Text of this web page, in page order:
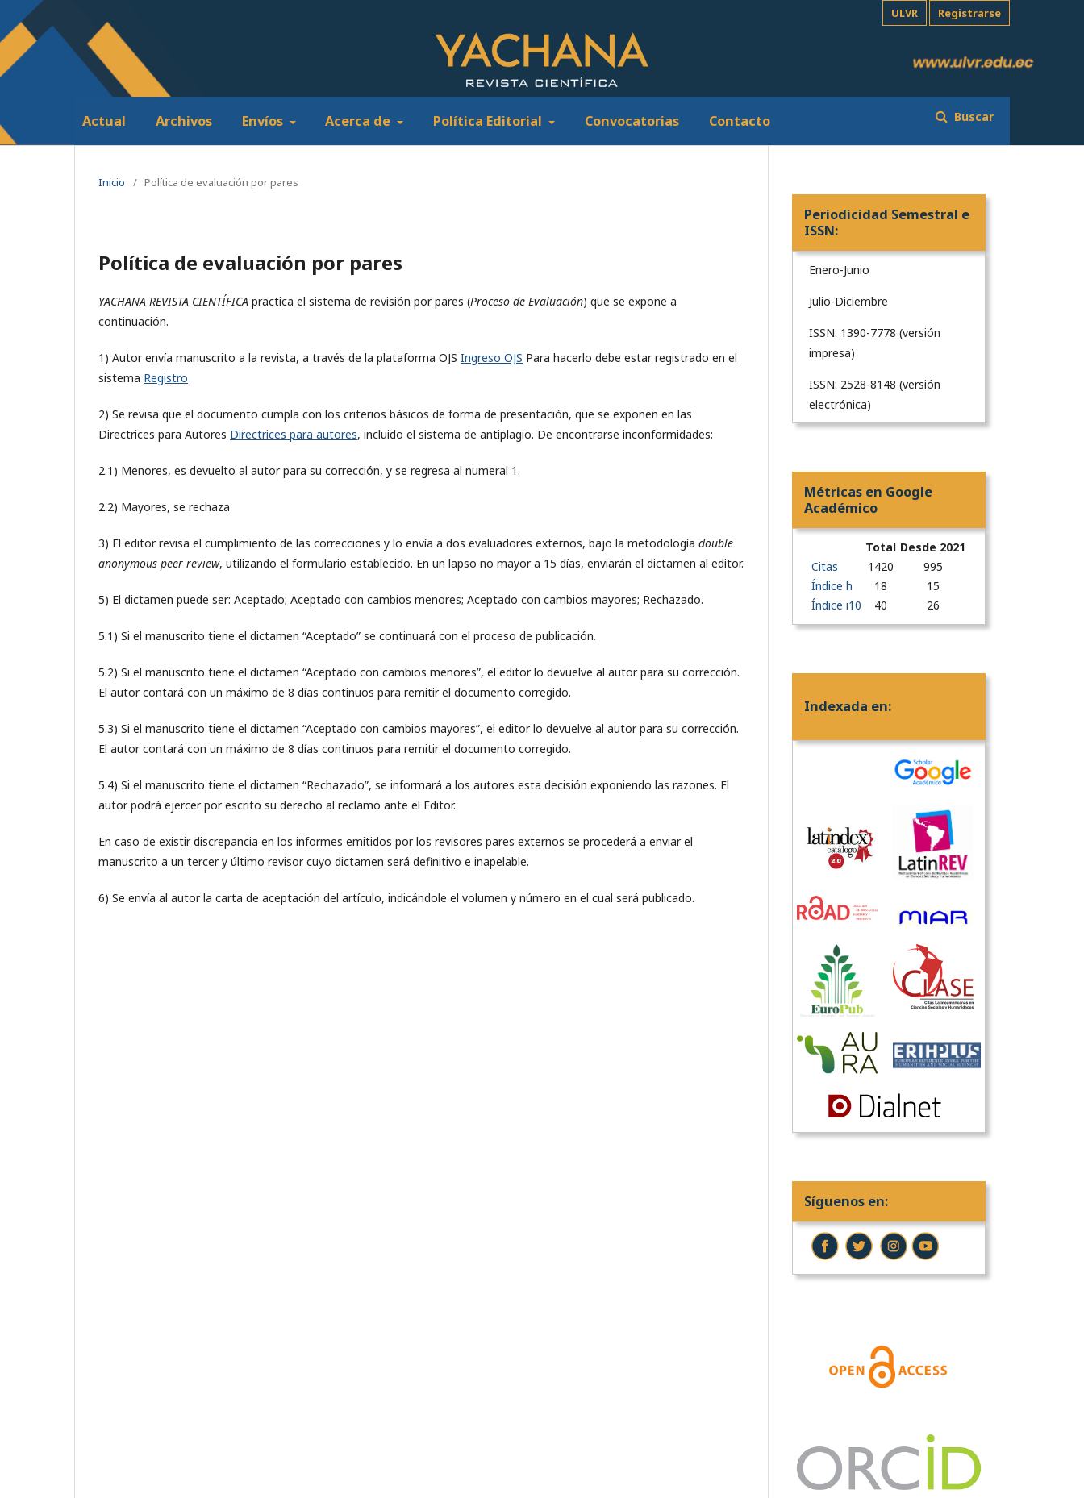
Actual Archivos Envíos Acerca de Política Editorial Convocatorias Contacto Buscar
ULVR Registrarse
Inicio / Política de evaluación por pares
Política de evaluación por pares
YACHANA REVISTA CIENTÍFICA practica el sistema de revisión por pares (Proceso de Evaluación) que se expone a
continuación.
1) Autor envía manuscrito a la revista, a través de la plataforma OJS Ingreso OJS Para hacerlo debe estar registrado en el
sistema Registro
2) Se revisa que el documento cumpla con los criterios básicos de forma de presentación, que se exponen en las
Directrices para Autores Directrices para autores, incluido el sistema de antiplagio. De encontrarse inconformidades:
2.1) Menores, es devuelto al autor para su corrección, y se regresa al numeral 1.
2.2) Mayores, se rechaza
3) El editor revisa el cumplimiento de las correcciones y lo envía a dos evaluadores externos, bajo la metodología double
anonymous peer review, utilizando el formulario establecido. En un lapso no mayor a 15 días, enviarán el dictamen al editor.
5) El dictamen puede ser: Aceptado; Aceptado con cambios menores; Aceptado con cambios mayores; Rechazado.
5.1) Si el manuscrito tiene el dictamen “Aceptado” se continuará con el proceso de publicación.
5.2) Si el manuscrito tiene el dictamen “Aceptado con cambios menores”, el editor lo devuelve al autor para su corrección.
El autor contará con un máximo de 8 días continuos para remitir el documento corregido.
5.3) Si el manuscrito tiene el dictamen “Aceptado con cambios mayores”, el editor lo devuelve al autor para su corrección.
El autor contará con un máximo de 8 días continuos para remitir el documento corregido.
5.4) Si el manuscrito tiene el dictamen “Rechazado”, se informará a los autores esta decisión exponiendo las razones. El
autor podrá ejercer por escrito su derecho al reclamo ante el Editor.
En caso de existir discrepancia en los informes emitidos por los revisores pares externos se procederá a enviar el
manuscrito a un tercer y último revisor cuyo dictamen será definitivo e inapelable.
6) Se envía al autor la carta de aceptación del artículo, indicándole el volumen y número en el cual será publicado.
Periodicidad Semestral e
ISSN:
Enero-Junio
Julio-Diciembre
ISSN: 1390-7778 (versión
impresa)
ISSN: 2528-8148 (versión
electrónica)
Métricas en Google
Académico
Total Desde 2021
Citas
1420
995
Índice h
18
15
Índice i10
40 26
Indexada en:
Síguenos en: